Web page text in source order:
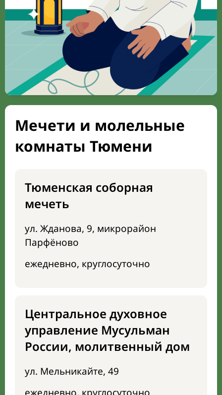
Мечети и молельные
комнаты Тюмени
Тюменская соборная
мечеть
ул. Жданова, 9, микрорайон
Парфёново
ежедневно, круглосуточно
Центральное духовное
управление Мусульман
России, молитвенный дом
ул. Мельникайте, 49